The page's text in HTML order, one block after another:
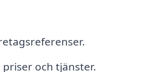
och tjänster.